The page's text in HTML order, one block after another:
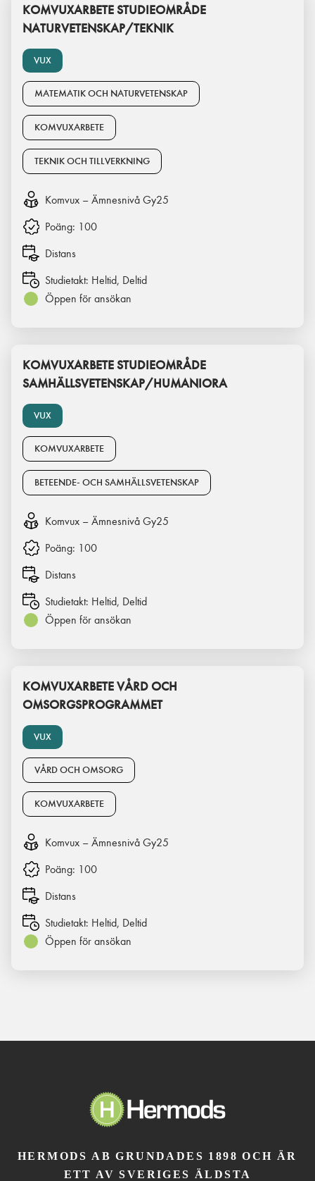
VUX
KOMVUXARBETE STUDIEOMRÅDE
NATURVETENSKAP/TEKNIK
MATEMATIK OCH NATURVETENSKAP
KOMVUXARBETE
TEKNIK OCH TILLVERKNING
Komvux – Ämnesnivå Gy25
Poäng: 100
Distans
Studietakt: Heltid, Deltid
Öppen för ansökan
VUX
KOMVUXARBETE STUDIEOMRÅDE
SAMHÄLLSVETENSKAP/HUMANIORA
KOMVUXARBETE
BETEENDE- OCH SAMHÄLLSVETENSKAP
Komvux – Ämnesnivå Gy25
Poäng: 100
Distans
Studietakt: Heltid, Deltid
Öppen för ansökan
VUX
KOMVUXARBETE VÅRD OCH
OMSORGSPROGRAMMET
VÅRD OCH OMSORG
KOMVUXARBETE
Komvux – Ämnesnivå Gy25
Poäng: 100
Distans
Studietakt: Heltid, Deltid
Öppen för ansökan
HERMODS AB GRUNDADES 1898 OCH ÄR
ETT AV SVERIGES ÄLDSTA